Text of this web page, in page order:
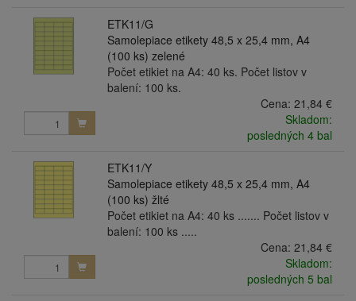
ETK11/G
Samolepiace etikety 48,5 x 25,4 mm, A4
(100 ks) zelené
Počet etikiet na A4: 40 ks. Počet listov v
balení: 100 ks.
Cena: 21,84 €
Skladom:
posledných 4 bal
ETK11/Y
Samolepiace etikety 48,5 x 25,4 mm, A4
(100 ks) žlté
Počet etikiet na A4: 40 ks ....... Počet listov v
balení: 100 ks .....
Cena: 21,84 €
Skladom:
posledných 5 bal